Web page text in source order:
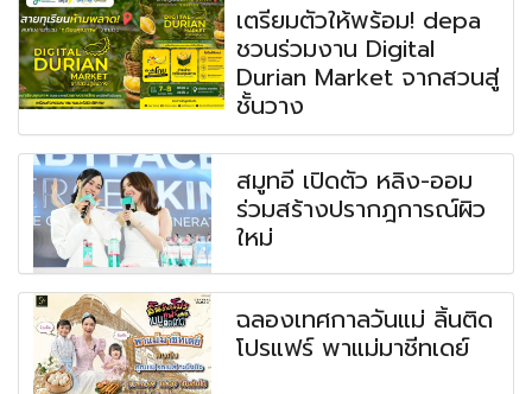
เตรียมตัวให้พร้อม! depa
ชวนร่วมงาน Digital
Durian Market จากสวนสู่
ชั้นวาง
สมูทอี เปิดตัว หลิง-ออม
ร่วมสร้างปรากฎการณ์ผิว
ใหม่
ฉลองเทศกาลวันแม่ ลิ้นติด
โปรแฟร์ พาแม่มาชีทเดย์